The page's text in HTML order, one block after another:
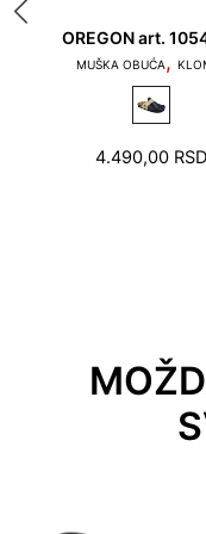
1. Prsti ne treba
kao što ni peta
2. Stopalu treba
milimetara u
OREGON art.
MUŠKA OBUĆA,
4.490,00 RSD